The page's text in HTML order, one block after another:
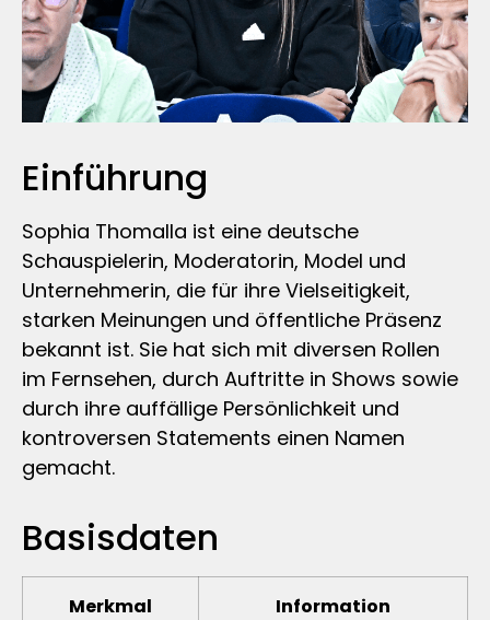
Einführung
Sophia Thomalla ist eine deutsche
Schauspielerin, Moderatorin, Model und
Unternehmerin, die für ihre Vielseitigkeit,
starken Meinungen und öffentliche Präsenz
bekannt ist. Sie hat sich mit diversen Rollen
im Fernsehen, durch Auftritte in Shows sowie
durch ihre auffällige Persönlichkeit und
kontroversen Statements einen Namen
gemacht.
Basisdaten
Merkmal Information